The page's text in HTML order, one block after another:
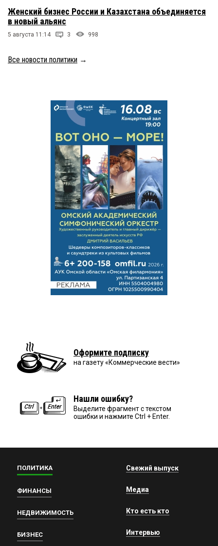
Женский бизнес России и Казахстана объединяется
в новый альянс
5 августа 11:14 3 998
Все новости политики →
Оформите подписку
на газету «Коммерческие вести»
Нашли ошибку?
Выделите фрагмент с текстом
ошибки и нажмите Ctrl + Enter.
ПОЛИТИКА
ФИНАНСЫ
НЕДВИЖИМОСТЬ
БИЗНЕС
Свежий выпуск
Медиа
Кто есть кто
Интервью